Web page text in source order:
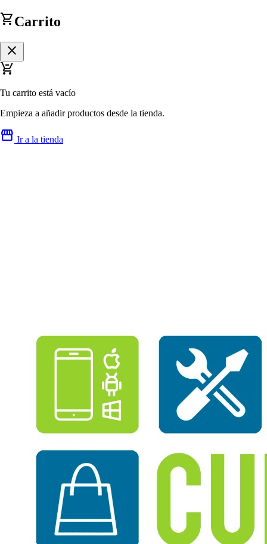
shopping_cartCarrito
close
remove_shopping_cart
Tu carrito está vacío
Empieza a añadir productos desde la tienda.
storefront Ir a la tienda